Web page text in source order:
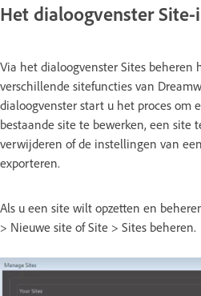
Het dialoogvenster
Via het dialoogvenster Sites beheren
verschillende sitefuncties van
dialoogvenster start u het proces om
bestaande site te bewerken, een site
verwijderen of de instellingen van
exporteren.
Als u een site wilt opzetten en
> Nieuwe site of Site > Sites beheren.